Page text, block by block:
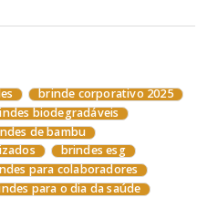
brinde corporativo 2025
biodegradáveis
de bambu
brindes esg
para colaboradores
para o dia da saúde